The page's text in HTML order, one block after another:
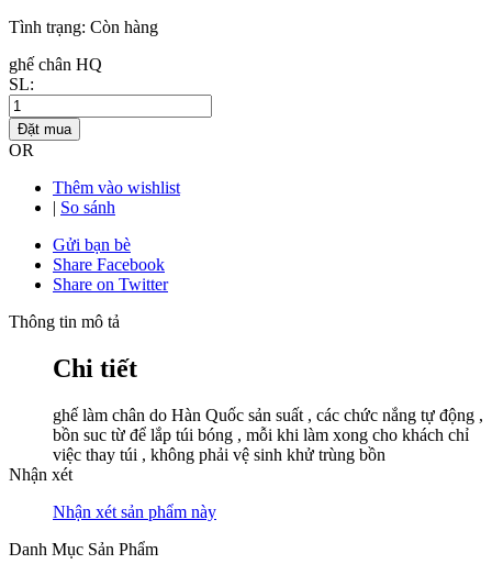
Tình trạng: Còn hàng
ghế chân HQ
SL:
Đặt mua
OR
Thêm vào wishlist
| So sánh
Gửi bạn bè
Share Facebook
Share on Twitter
Thông tin mô tả
Chi tiết
ghế làm chân do Hàn Quốc sản suất , các chức nắng tự động ,
bồn suc từ để lắp túi bóng , mỗi khi làm xong cho khách chỉ
việc thay túi , không phải vệ sinh khử trùng bồn
Nhận xét
Nhận xét sản phẩm này
Danh Mục Sản Phẩm